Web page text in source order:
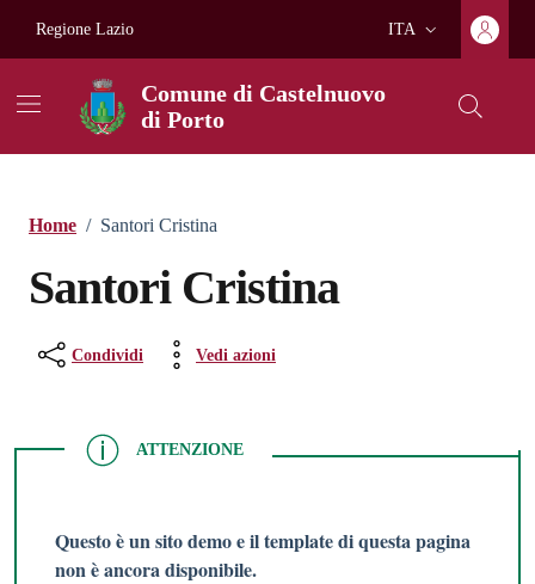
Regione Lazio
Lingua attiva:
ITA
Comune di Castelnuovo
di Porto
Home / Santori Cristina
Santori Cristina
Condividi Vedi azioni
ATTENZIONE
ATTENZIONE
Questo è un sito demo e il template di questa pagina
non è ancora disponibile.